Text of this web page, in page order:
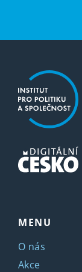
MENU
O nás
Akce